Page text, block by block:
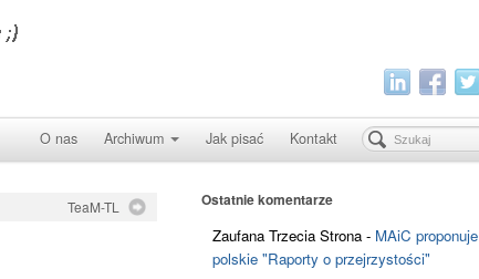
O nas Archiwum Jak pisać Kontakt
TeaM-TL Ostatnie komentarze
Zaufana Trzecia Strona- MAiC proponuje
polskie "Raporty o przejrzystości"